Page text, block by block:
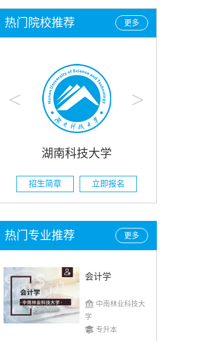
更多
热门院校推荐
< >
湖南农业大学
招生简章
更多
热门专业推荐
会计学
中南林业科技大
学
专升本